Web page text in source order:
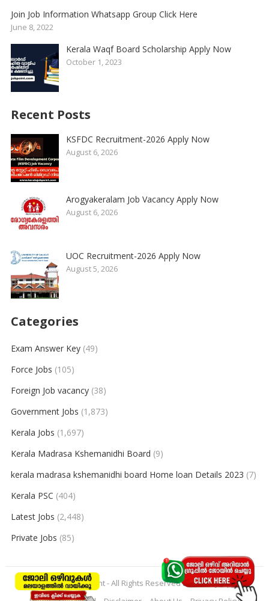
Join Job Information Whatsapp Group Click Here
June 8, 2022
Kerala Waqf Board Scholarship Apply Now
October 1, 2023
Recent Posts
KSFDC Recruitment-2026 Apply Now
August 6, 2026
Arogyakeralam Job Vacancy Apply Now
August 6, 2026
UOC Recruitment-2026 Apply Now
August 5, 2026
Categories
Exam Answer Key(49)
Force Jobs (105)
Foreign Job vacancy(38)
Government Jobs (1,873)
Kerala Jobs (1,697)
Kerala Madrasa Kshemanidhi Board (9)
kerala madrasa kshemanidhi board Home loan Details 2023 (7)
Kerala PSC (404)
Latest Jobs (2,448)
Private Jobs (85)
© 2026keralajobpoint- All Rights Reserved toKeralajobpoint